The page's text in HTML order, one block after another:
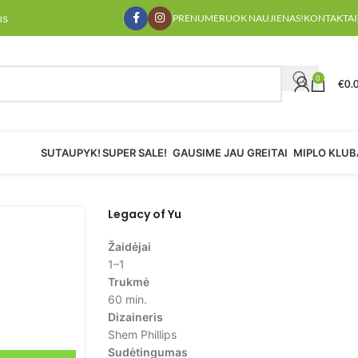
🎲 PRENUMERUOK NAUJIENAS!KONTAKTAI
0 €
SUTAUPYK!SUPER SALE! GAUSIME JAU GREITAI MIPLO
Legacy of Yu
Žaidėjai
1–1
Trukmė
60 min.
Dizaineris
Shem Phillips
Sudėtingumas